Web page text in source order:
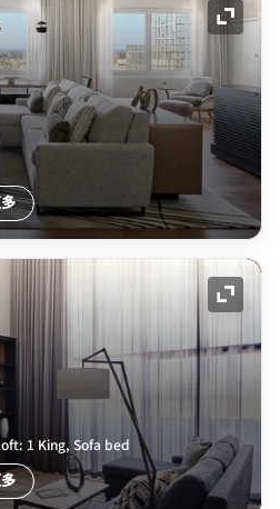
展开
展开
1 King, Sofa bed